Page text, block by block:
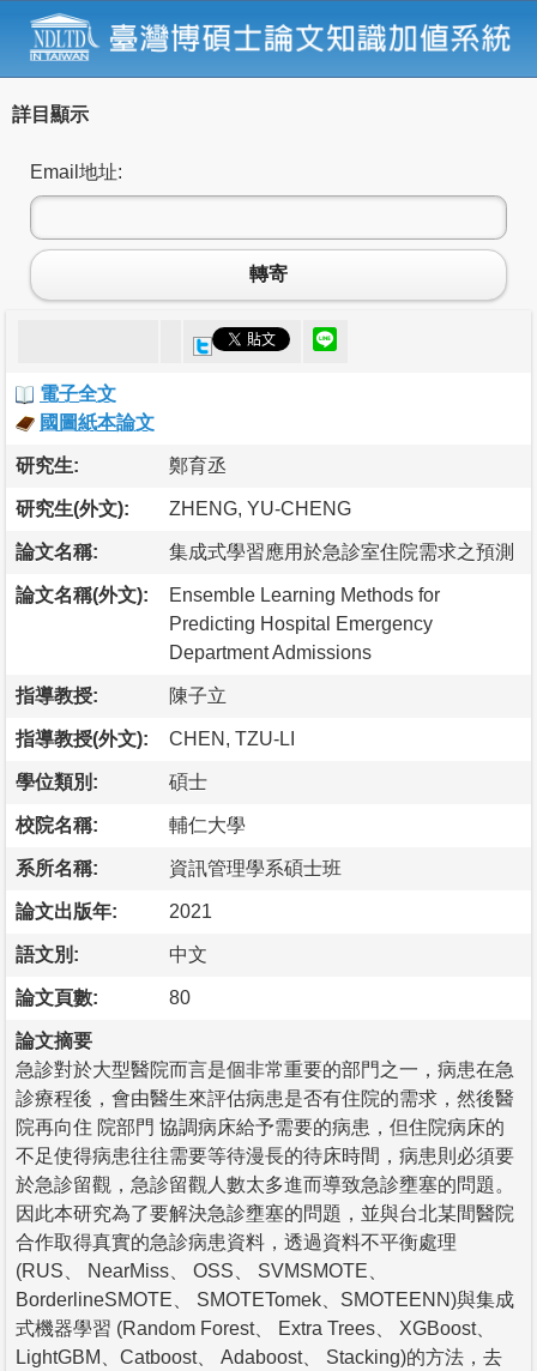
詳目顯示
Email地址:
轉寄
電子全文
國圖紙本論文
研究生: 鄭育丞
研究生(外文): ZHENG, YU-CHENG
論文名稱: 集成式學習應用於急診室住院需求之預測
論文名稱(外文):
Ensemble Learning Methods for
Predicting Hospital Emergency
Department Admissions
指導教授: 陳子立
指導教授(外文): CHEN, TZU-LI
學位類別: 碩士
校院名稱: 輔仁大學
系所名稱: 資訊管理學系碩士班
論文出版年: 2021
語文別: 中文
論文頁數: 80
論文摘要
急診對於大型醫院而言是個非常重要的部門之一，病患在急
診療程後，會由醫生來評估病患是否有住院的需求，然後醫
院再向住 院部門 協調病床給予需要的病患，但住院病床的
不足使得病患往往需要等待漫長的待床時間，病患則必須要
於急診留觀，急診留觀人數太多進而導致急診壅塞的問題。
因此本研究為了要解決急診壅塞的問題，並與台北某間醫院
合作取得真實的急診病患資料，透過資料不平衡處理
(RUS、 NearMiss、 OSS、 SVMSMOTE、
BorderlineSMOTE、 SMOTETomek、SMOTEENN)與集成
式機器學習 (Random Forest、 Extra Trees、 XGBoost、
LightGBM、Catboost、 Adaboost、 Stacking)的方法，去